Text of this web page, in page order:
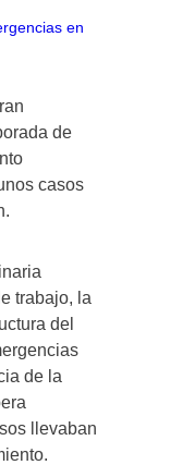
de
casos
trabajo, la
del
de la
llevaban